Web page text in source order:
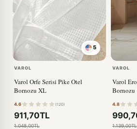
5
VAROL
Varol Orfe Serisi Pike Otel
Bornozu XL
4.6 (120)
911,70TL
1.048,00TL
VAROL
Varol
4.8
1.139,00TL